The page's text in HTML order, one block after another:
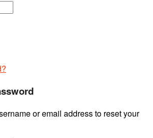
or email address to reset your